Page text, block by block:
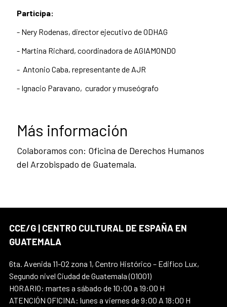
Participa:
- Nery Rodenas, director ejecutivo de ODHAG
- Martina Richard, coordinadora de AGIAMONDO
- Antonio Caba, representante de AJR
- Ignacio Paravano, curador y museógrafo
Más información
Colaboramos con: Oficina de Derechos Humanos
del Arzobispado de Guatemala.
CCE/G | CENTRO CULTURAL DE ESPAÑA EN
GUATEMALA
6ta. Avenida 11-02 zona 1, Centro Histórico – Edifico Lux,
Segundo nivel Ciudad de Guatemala (01001)
HORARIO: martes a sábado de 10:00 a 19:00 H
ATENCIÓN OFICINA: lunes a viernes de 9:00 A 18:00 H